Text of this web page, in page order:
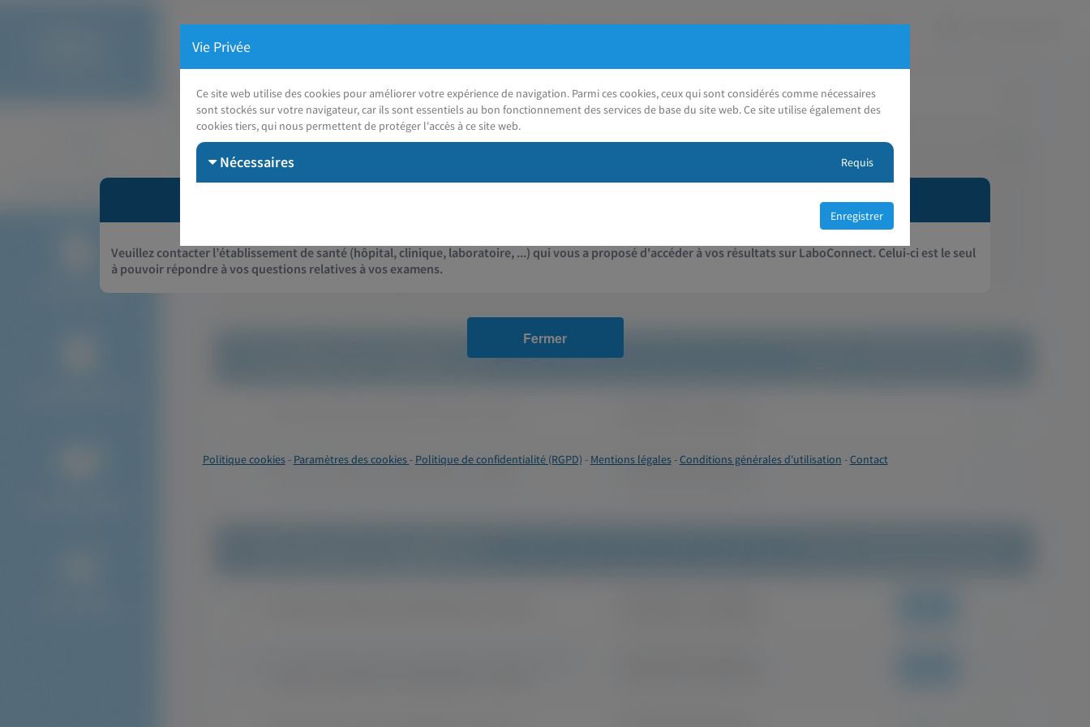
Veuillez contacter l’établissement de santé (hôpital, clinique, laboratoire, ...) qui vous a proposé d'accéder à vos résultats sur LaboConnect. Celui-ci est le seul
à pouvoir répondre à vos questions relatives à vos examens.
Fermer
Politique cookies- Paramètres des cookies- Politique de confidentialité (RGPD) - Mentions légales-Conditions générales d'utilisation -Contact
Vie Privée
Ce site web utilise des cookies pour améliorer votre expérience de navigation. Parmi ces cookies, ceux qui sont considérés comme nécessaires
sont stockés sur votre navigateur, car ils sont essentiels au bon fonctionnement des services de base du site web. Ce site utilise également des
cookies tiers, qui nous permettent de protéger l'accès à ce site web.
Nécessaires Requis